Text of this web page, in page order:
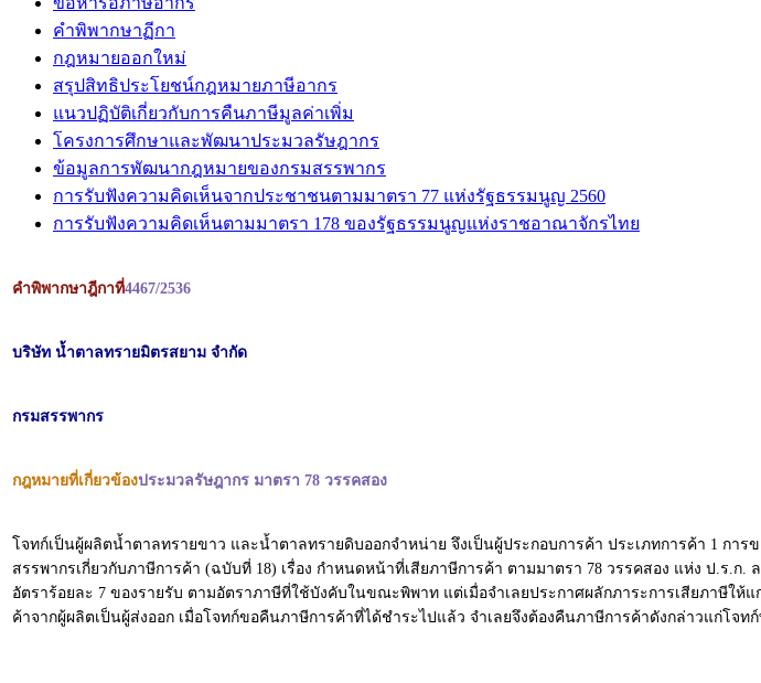
คำพิพากษาฏีกา
กฎหมายออกใหม่
สรุปสิทธิประโยชน์กฎหมายภาษีอากร
แนวปฏิบัติเกี่ยวกับการคืนภาษีมูลค่าเพิ่ม
โครงการศึกษาและพัฒนาประมวลรัษฎากร
ข้อมูลการพัฒนากฎหมายของกรมสรรพากร
การรับฟังความคิดเห็นจากประชาชนตามมาตรา 77 แห่งรัฐธรรมนูญ 2560
การรับฟังความคิดเห็นตามมาตรา 178 ของรัฐธรรมนูญแห่งราชอาณาจักรไทย
คำพิพากษาฎีกาที่4467/2536
บริษัท น้ำตาลทรายมิตรสยาม จำกัด
กรมสรรพากร
กฎหมายที่เกี่ยวข้องประมวลรัษฎากร มาตรา 78 วรรคสอง
โจทก์เป็นผู้ผลิตน้ำตาลทรายขาว และน้ำตาลทรายดิบออกจำหน่าย จึงเป็นผู้ประกอบการค้า ประเภทการค้า 1 ก
สรรพากรเกี่ยวกับภาษีการค้า (ฉบับที่ 18) เรื่อง กำหนดหน้าที่เสียภาษีการค้า ตามมาตรา 78 วรรคสอง แห่ง ป.ร.
อัตราร้อยละ 7 ของรายรับ ตามอัตราภาษีที่ใช้บังคับในขณะพิพาท แต่เมื่อจำเลยประกาศผลักภาระการเสียภาษีให้
ค้าจากผู้ผลิตเป็นผู้ส่งออก เมื่อโจทก์ขอคืนภาษีการค้าที่ได้ชำระไปแล้ว จำเลยจึงต้องคืนภาษีการค้าดังกล่าวแก่โจทก์